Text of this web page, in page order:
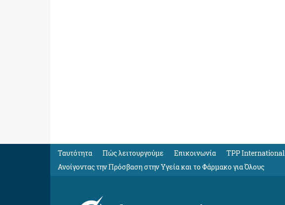
Ταυτότητα Πώς λειτουργούμε Eπικοινωνία TPP International
Ανοίγοντας την Πρόσβαση στην Υγεία και το Φάρμακο για Όλους